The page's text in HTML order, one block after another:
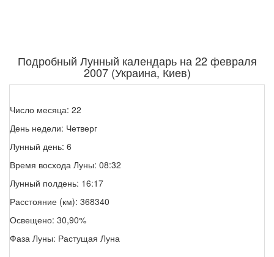
Подробный Лунный календарь на 22 февраля
2007 (Украина, Киев)
Число месяца: 22
День недели: Четверг
Лунный день: 6
Время восхода Луны: 08:32
Лунный полдень: 16:17
Расстояние (км): 368340
Освещено: 30,90%
Фаза Луны: Растущая Луна